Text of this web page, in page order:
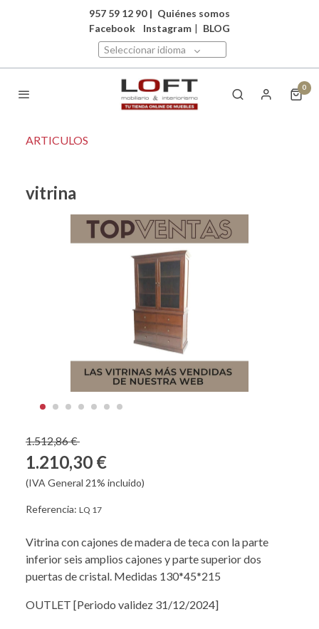
957 59 12 90 | Quiénes somos
Facebook
Instagram | BLOG
Seleccionar idioma
0
ARTICULOS
vitrina
1.512,86 €
1.210,30 €
(IVA General 21% incluido)
Referencia: LQ 17
Vitrina con cajones de madera de teca con la parte
inferior seis amplios cajones y parte superior dos
puertas de cristal. Medidas 130*45*215
OUTLET [Periodo validez 31/12/2024]